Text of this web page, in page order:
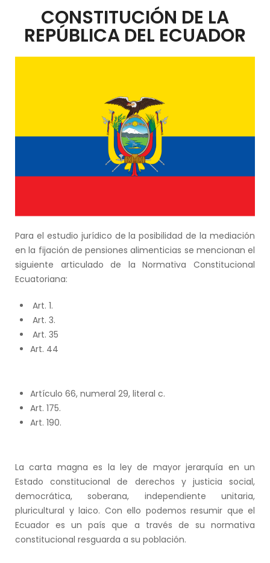
CONSTITUCIÓN DE LA
REPÚBLICA DEL ECUADOR
Para el estudio jurídico de la posibilidad de la mediación
en la fijación de pensiones alimenticias se mencionan el
siguiente articulado de la Normativa Constitucional
Ecuatoriana:
Art. 1.
Art. 3.
Art. 35
Art. 44
Artículo 66, numeral 29, literal c.
Art. 175.
Art. 190.
La carta magna es la ley de mayor jerarquía en un
Estado constitucional de derechos y justicia social,
democrática, soberana, independiente unitaria,
pluricultural y laico. Con ello podemos resumir que el
Ecuador es un país que a través de su normativa
constitucional resguarda a su población.